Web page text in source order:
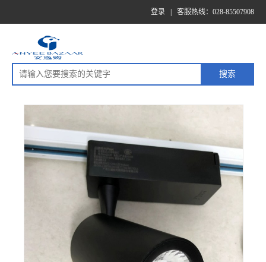
登录 客服热线：028-85507908